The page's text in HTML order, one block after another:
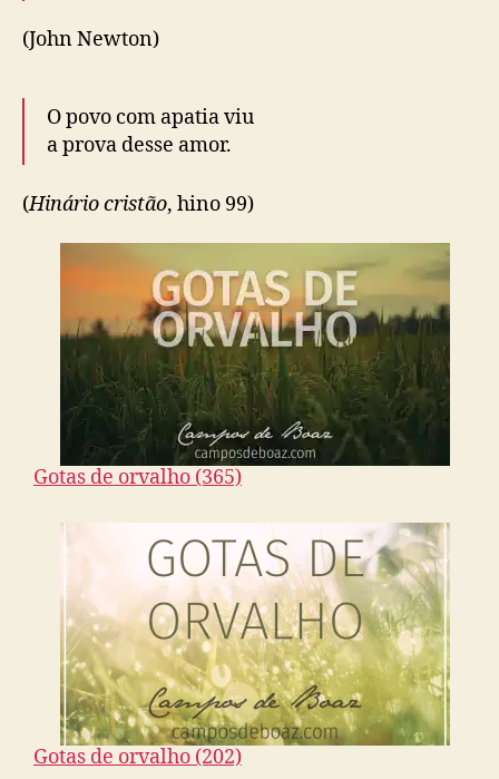
(John Newton)
O povo com apatia viu
a prova desse amor.
(Hinário cristão, hino 99)
Gotas de orvalho (365)
Gotas de orvalho (202)